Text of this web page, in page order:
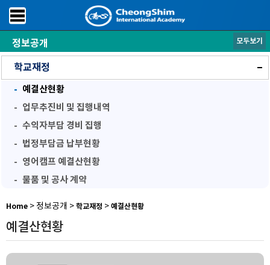
정보공개
학교후원
학교운영위원회
학교재정
예결산현황
업무추진비 및 집행내역
수익자부담 경비 집행
법정부담금 납부현황
영어캠프 예결산현황
물품 및 공사 계약
학교평가
방과후학교
공기정화장치점검공개
모두보기
Home > 정보공개 > 학교재정 > 예결산현황
예결산현황